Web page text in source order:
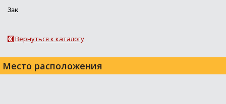
Зак
Вернуться к каталогу
Место расположения